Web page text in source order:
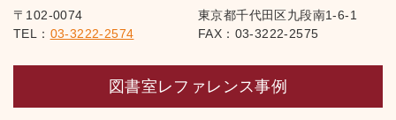
〒102-0074
東京都千代田区九段南1-6-1
TEL： 03-3222-2574 FAX：03-3222-2575
図書室レファレンス事例